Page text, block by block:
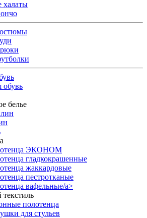
халаты
обувь
белье
ЭКОНОМ
гладкокрашенные
жаккардовые
пестротканые
вафельные/a>
полотенца
для стульев